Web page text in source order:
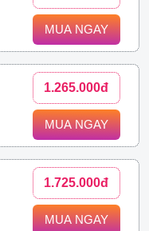
MUA NGAY
1.265.000đ
MUA NGAY
1.725.000đ
MUA NGAY